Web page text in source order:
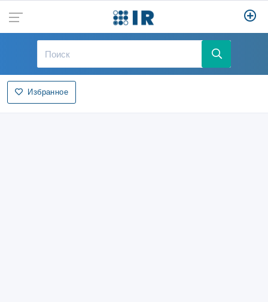
Избранное